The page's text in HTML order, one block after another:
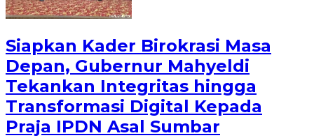
Siapkan Kader Birokrasi Masa
Depan, Gubernur Mahyeldi
Tekankan Integritas hingga
Transformasi Digital Kepada
Praja IPDN Asal Sumbar